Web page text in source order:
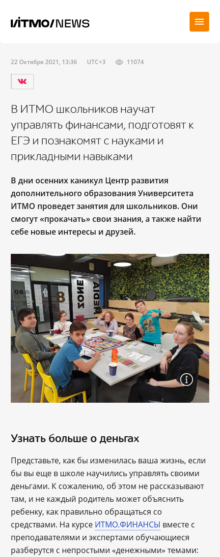
22 Октября 2021, 13:36 UTC+3 11074
В ИТМО школьников научат
управлять финансами, подготовят к
ЕГЭ и познакомят с науками и
прикладными навыками
В дни осенних каникул Центр развития
дополнительного образования Университета
ИТМО проведет занятия для школьников. Они
смогут «прокачать» свои знания, а также найти
себе новые интересы и друзей.
Узнать больше о деньгах
Представьте, как бы изменилась ваша жизнь, если
бы вы еще в школе научились управлять своими
деньгами. К сожалению, об этом не рассказывают
там, и не каждый родитель может объяснить
ребенку, как правильно обращаться со
средствами. На курсе ИТМО.ФИНАНСЫ вместе с
преподавателями и экспертами обучающиеся
разберутся с непростыми «денежными» темами: